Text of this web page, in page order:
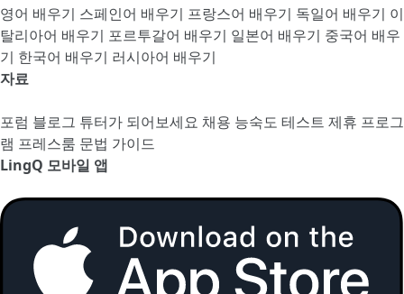
영어 배우기 스페인어 배우기 프랑스어 배우기 독일어 배우기 이
탈리아어 배우기 포르투갈어 배우기 일본어 배우기 중국어 배우
기 한국어 배우기 러시아어 배우기
자료
포럼 블로그 튜터가 되어보세요 채용 능숙도 테스트 제휴 프로그
램 프레스룸 문법 가이드
LingQ 모바일 앱